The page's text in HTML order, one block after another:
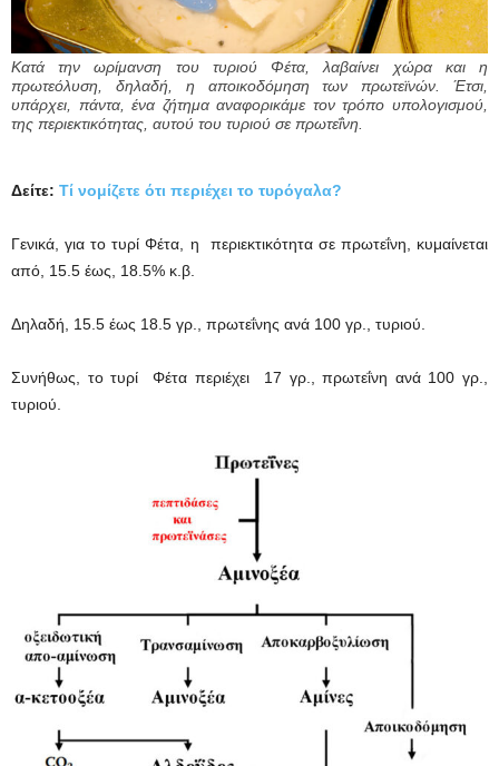
Κατά την ωρίμανση του τυριού Φέτα, λαβαίνει χώρα και η
πρωτεόλυση, δηλαδή, η αποικοδόμηση των πρωτεϊνών. Έτσι,
υπάρχει, πάντα, ένα ζήτημα αναφορικάμε τον τρόπο υπολογισμού,
της περιεκτικότητας, αυτού του τυριού σε πρωτεΐνη.
Δείτε: Τί νομίζετε ότι περιέχει το τυρόγαλα?
Γενικά, για το τυρί Φέτα, η περιεκτικότητα σε πρωτεΐνη, κυμαίνεται
από, 15.5 έως, 18.5% κ.β.
Δηλαδή, 15.5 έως 18.5 γρ., πρωτεΐνης ανά 100 γρ., τυριού.
Συνήθως, το τυρί Φέτα περιέχει 17 γρ., πρωτεΐνη ανά 100 γρ.,
τυριού.